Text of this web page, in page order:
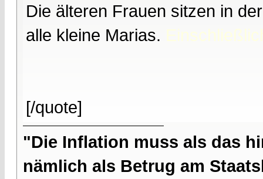
Die älteren Frauen sitzen in
alle kleine Marias.
[/quote]
"Die Inflation muss als das
nämlich als Betrug am